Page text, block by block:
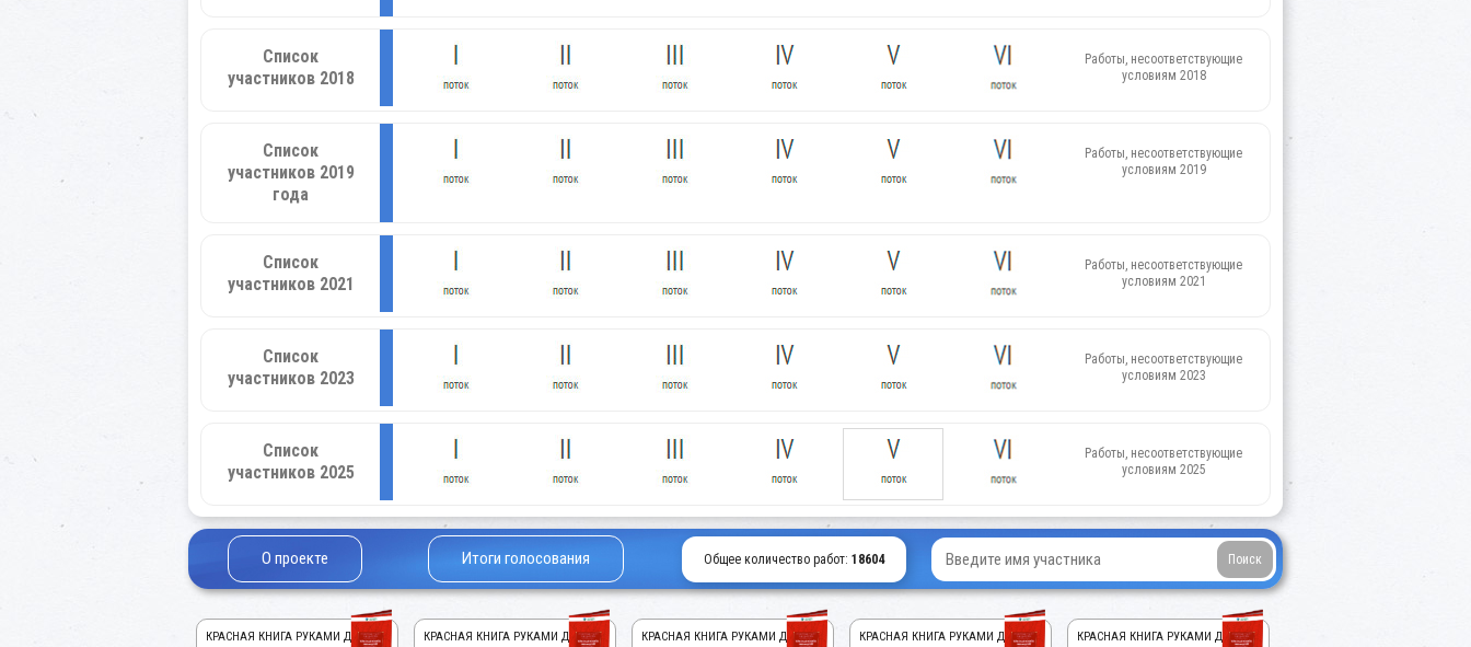
Список
участников 2018
Работы, несоответствующие
условиям 2018
Список
участников 2019
года
Работы, несоответствующие
условиям 2019
Список
участников 2021
Работы, несоответствующие
условиям 2021
Список
участников 2023
Работы, несоответствующие
условиям 2023
Список
участников 2025
Работы, несоответствующие
условиям 2025
О проекте Итоги голосования Общее количество работ: 18604
КРАСНАЯ КНИГА РУКАМИ ДЕТЕЙ!
КРАСНАЯ КНИГА РУКАМИ ДЕТЕЙ!
КРАСНАЯ КНИГА РУКАМИ ДЕТЕЙ!
КРАСНАЯ КНИГА РУКАМИ ДЕТЕЙ!
КРАСНАЯ КНИГА РУКАМИ ДЕТЕЙ!